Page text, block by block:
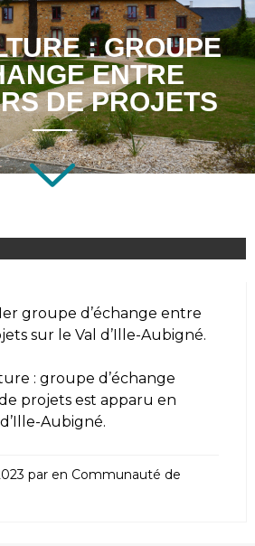
: GROUPE
ENTRE
DE PROJETS
groupe d’échange entre
sur le Val d’Ille-Aubigné.
: groupe d’échange
projets est apparu en
Aubigné.
par en Communauté de